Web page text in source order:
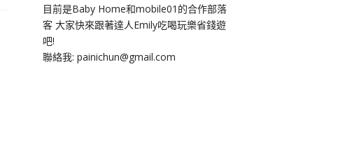
目前是Baby Home和mobile01的合作部落
客 大家快來跟著達人Emily吃喝玩樂省錢遊
吧!
聯絡我: painichun@gmail.com